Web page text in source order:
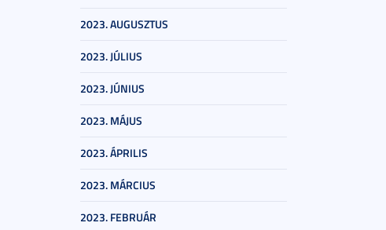
2023. AUGUSZTUS
2023. JÚLIUS
2023. JÚNIUS
2023. MÁJUS
2023. ÁPRILIS
2023. MÁRCIUS
2023. FEBRUÁR